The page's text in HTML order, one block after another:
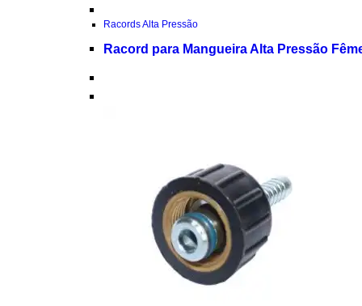
Racords Alta Pressão
Racord para Mangueira Alta Pressão